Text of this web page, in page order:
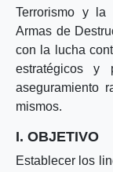
Terrorismo y la
Armas de
con la lucha
estratégicos y
aseguramiento
mismos.
I. OBJETIVO
Establecer los